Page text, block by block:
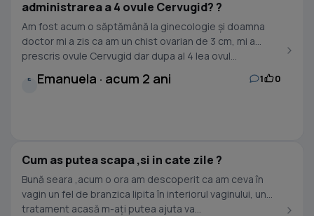
administrarea a 4 ovule Cervugid? ?
Am fost acum o săptămână la ginecologie și doamna
doctor mi a zis ca am un chist ovarian de 3 cm, mi a
prescris ovule Cervugid dar dupa al 4 lea ovul...
E Emanuela · acum 2 ani 1 0
Cum as putea scapa ,si in cate zile ?
Bună seara ,acum o ora am descoperit ca am ceva în
vagin un fel de branzica lipita în interiorul vaginului, un
tratament acasă m-ați putea ajuta va...